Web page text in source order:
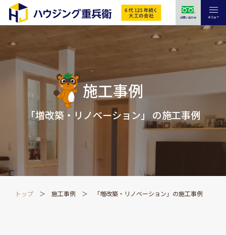
お問い合わせ メニュー
施工事例
「増改築・リノベーション」 の施工事例
トップ 施工事例 「増改築・リノベーション」の施工事例